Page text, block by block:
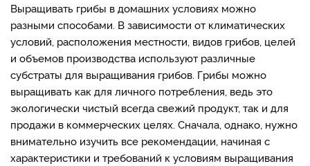
Выращивать грибы в домашних условиях можно
разными способами. В зависимости от климатических
условий, расположения местности, видов грибов, целей
и объемов производства используют различные
субстраты для выращивания грибов. Грибы можно
выращивать как для личного потребления, ведь это
экологически чистый всегда свежий продукт, так и для
продажи в коммерческих целях. Сначала, однако, нужно
внимательно изучить все рекомендации, начиная с
характеристики и требований к условиям выращивания